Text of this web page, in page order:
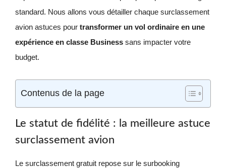
standard. Nous allons vous détailler chaque surclassement
avion astuces pour transformer un vol ordinaire en une
expérience en classe Business sans impacter votre
budget.
Contenus de la page
Le statut de fidélité : la meilleure astuce
surclassement avion
Le surclassement gratuit repose sur le surbooking